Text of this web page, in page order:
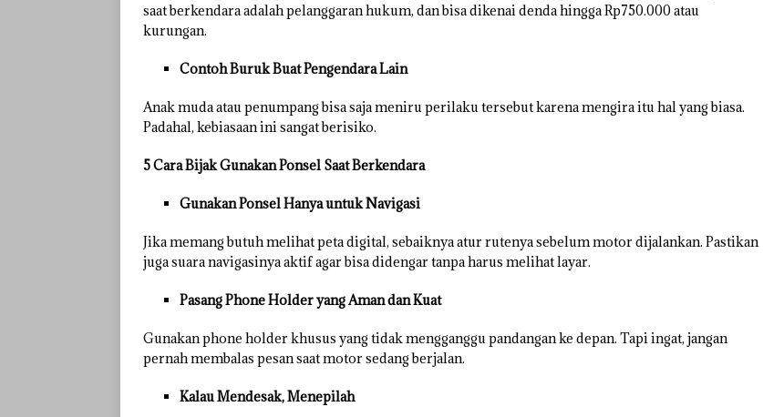
saat berkendara adalah pelanggaran hukum, dan bisa dikenai denda hingga Rp750.000 atau
kurungan.
Contoh Buruk Buat Pengendara Lain
Anak muda atau penumpang bisa saja meniru perilaku tersebut karena mengira itu hal yang biasa.
Padahal, kebiasaan ini sangat berisiko.
5 Cara Bijak Gunakan Ponsel Saat Berkendara
Gunakan Ponsel Hanya untuk Navigasi
Jika memang butuh melihat peta digital, sebaiknya atur rutenya sebelum motor dijalankan. Pastikan
juga suara navigasinya aktif agar bisa didengar tanpa harus melihat layar.
Pasang Phone Holder yang Aman dan Kuat
Gunakan phone holder khusus yang tidak mengganggu pandangan ke depan. Tapi ingat, jangan
pernah membalas pesan saat motor sedang berjalan.
Kalau Mendesak, Menepilah